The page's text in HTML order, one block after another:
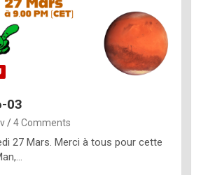
03
4 Comments
27 Mars. Merci à tous pour cette